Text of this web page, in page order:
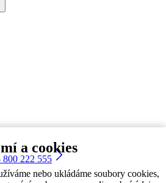
a cookies
nebo ukládáme soubory cookies,
800 222 555